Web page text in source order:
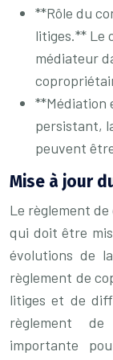
**Rôle du
litiges.** Le
médiateur
**Médiation
persistant,
peuvent
Mise à jour
Le règlement
qui doit être
évolutions de
règlement de
litiges et de
règlement
importante